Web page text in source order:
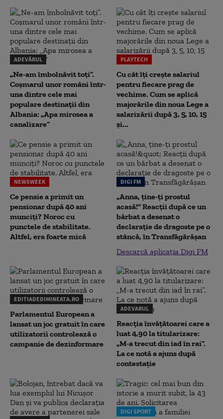
ADEVĂRUL
„Ne-am îmbolnăvit toți”.
Coșmarul unor români într-
una dintre cele mai
populare destinații din
Albania: „Apa mirosea a
canalizare”
PLAYTECH
Cu cât îți crește salariul
pentru fiecare prag de
vechime. Cum se aplică
majorările din noua Lege a
salarizării după 3, 5, 10, 15
și...
NEWSWEEK
Ce pensie a primit un
pensionar după 40 ani
munciți? Noroc cu
punctele de stabilitate.
Altfel, era foarte mică
DIGI FM
„Anna, ţine-ţi prostul
acasă!" Reacţii după ce un
bărbat a desenat o
declaraţie de dragoste pe o
stâncă, în Transfăgărăşan
Descarcă aplicația Digi FM
EDITIADEDIMINEATA.RO
Parlamentul European a
lansat un joc gratuit în care
utilizatorii controlează o
campanie de dezinformare
ADEVARUL
Reacția învățătoarei care a
luat 4,90 la titularizare:
„M-a trecut din iad în rai”.
La ce notă a ajuns după
contestație
DIGI SPORT